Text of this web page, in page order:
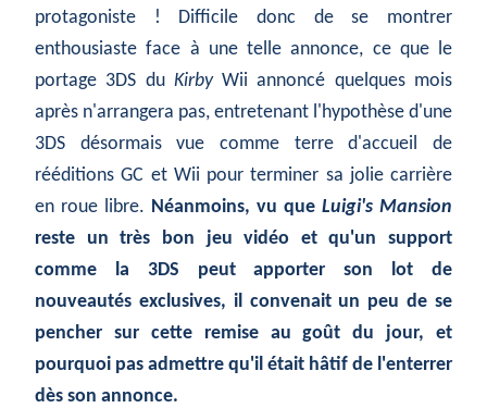
protagoniste ! Difficile donc de se montrer
enthousiaste face à une telle annonce, ce que le
portage 3DS du KirbyWii annoncé quelques mois
après n'arrangera pas, entretenant l'hypothèse d'une
3DS désormais vue comme terre d'accueil de
rééditions GC et Wii pour terminer sa jolie carrière
en roue libre. Néanmoins, vu que Luigi's Mansion
reste un très bon jeu vidéo et qu'un support
comme la 3DS peut apporter son lot de
nouveautés exclusives, il convenait un peu de se
pencher sur cette remise au goût du jour, et
pourquoi pas admettre qu'il était hâtif de l'enterrer
dès son annonce.